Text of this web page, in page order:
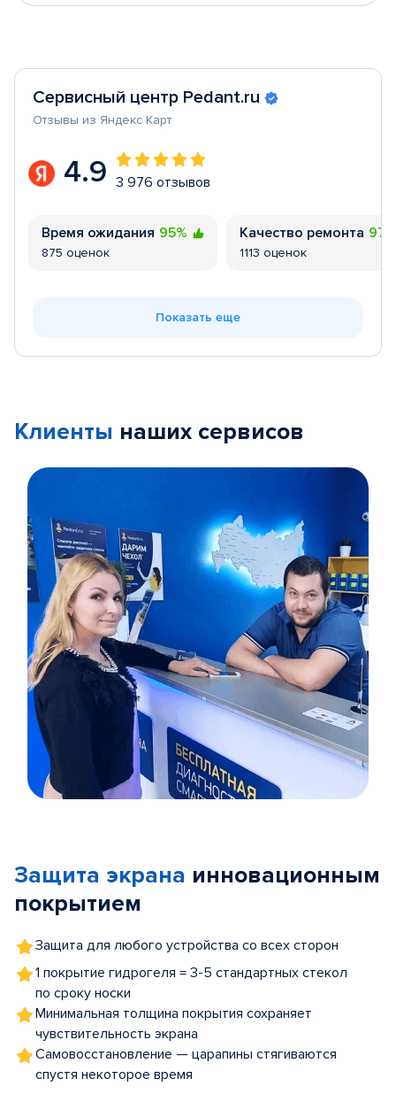
Сервисный центр Pedant.ru
Отзывы из Яндекс Карт
4.9 3 976 отзывов
Время ожидания 95%
875 оценок
Качество ремонта
1113 оценок
Показать еще
Клиенты наших сервисов
5
Защита экрана инновационным
покрытием
Защита для любого устройства со всех сторон
1 покрытие гидрогеля = 3-5 стандартных стекол
по сроку носки
Минимальная толщина покрытия сохраняет
чувствительность экрана
Самовосстановление — царапины стягиваются
спустя некоторое время